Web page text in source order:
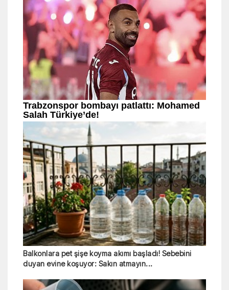
Balkonlara pet şişe koyma akımı başladı! Sebebini
duyan evine koşuyor: Sakın atmayın...